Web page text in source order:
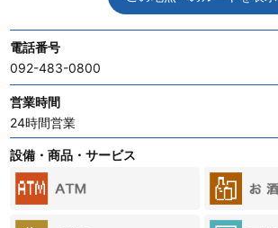
電話番号
092-483-0800
営業時間
24時間営業
設備・商品・サービス